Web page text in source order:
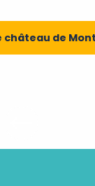
château de